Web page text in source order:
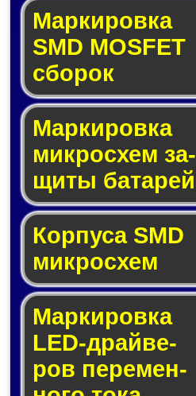
Мар­ки­ров­ка
SMD MOSFET
сбо­рок
Мар­ки­ров­ка
мик­ро­схем за­
щи­ты ба­та­рей
Корпуса SMD
мик­ро­схем
Маркировка
LED-драй­ве­
ров пе­ре­мен­